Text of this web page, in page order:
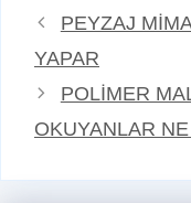
PEYZAJ
YAPAR
POLİMER
OKUYANLAR